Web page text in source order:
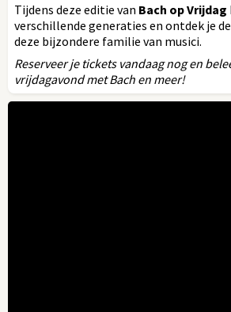
Tijdens deze editie van Bach op Vrijdag
verschillende generaties en ontdek je
deze bijzondere familie van musici.
Reserveer je tickets vandaag nog en
vrijdagavond met Bach en meer!